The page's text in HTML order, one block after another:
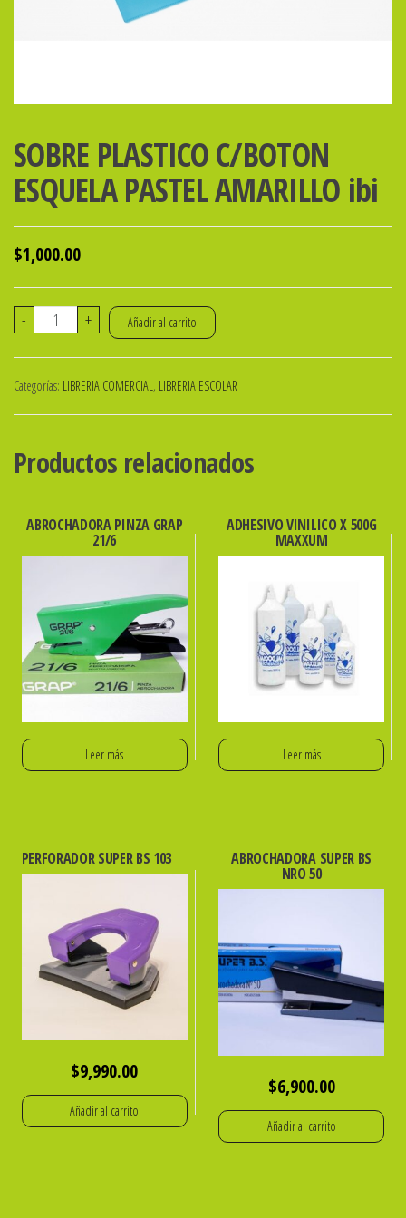
SOBRE PLASTICO C/BOTON
ESQUELA PASTEL AMARILLO ibi
$1,000.00
-
SOBRE
ESQUELA
PASTEL
ibi
+ Añadir al carrito
Categorías: LIBRERIA COMERCIAL, LIBRERIA ESCOLAR
Productos relacionados
ABROCHADORA PINZA GRAP
21/6
Leer más
ADHESIVO VINILICO X 500G
MAXXUM
Leer más
PERFORADOR SUPER BS 103
$9,990.00
Añadir al carrito
ABROCHADORA SUPER BS
NRO 50
$6,900.00
Añadir al carrito